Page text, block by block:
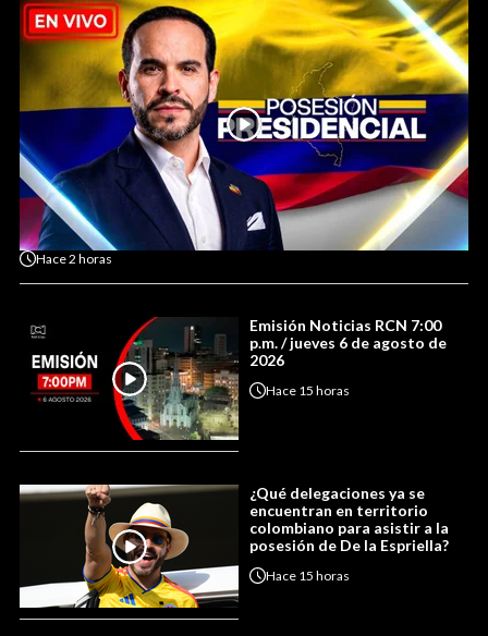
Hace2 horas
Emisión Noticias RCN 7:00
p.m. / jueves 6 de agosto de
2026
Hace 15 horas
¿Qué delegaciones ya se
encuentran en territorio
colombiano para asistir a la
posesión de De la Espriella?
Hace 15 horas